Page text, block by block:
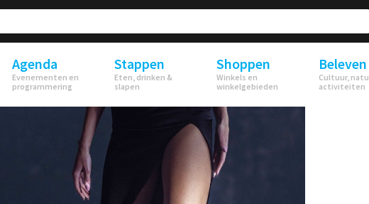
Agenda
Evenementen en
programmering
Stappen
Eten, drinken &
slapen
Shoppen
Winkels en
winkelgebieden
Beleven
Cultuur,
activiteiten